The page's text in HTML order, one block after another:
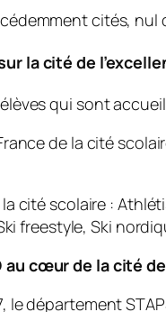
cités,
la cité de
qui sont
de la cité
cité scolaire :
freestyle, Ski
au cœur de la cité
le département